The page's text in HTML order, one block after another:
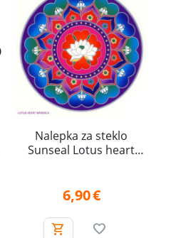
Nalepka za steklo
Sunseal Lotus heart
6,90€